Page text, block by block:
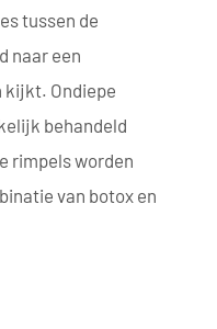
tussen de
naar een
Ondiepe
behandeld
rimpels worden
van botox en